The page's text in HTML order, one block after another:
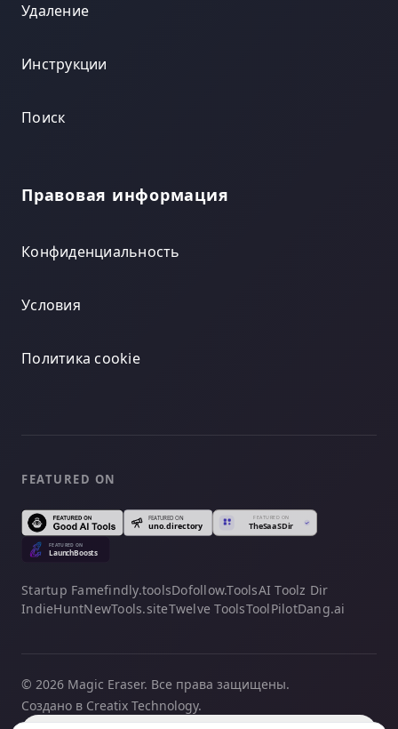
Удаление
Инструкции
Поиск
Правовая информация
Конфиденциальность
Условия
Политика cookie
FEATURED ON
Startup Famefindly.toolsDofollow.ToolsAI Toolz Dir
IndieHuntNewTools.siteTwelve ToolsToolPilotDang.ai
© 2026 Magic Eraser. Все права защищены.
Создано в Creatix Technology.